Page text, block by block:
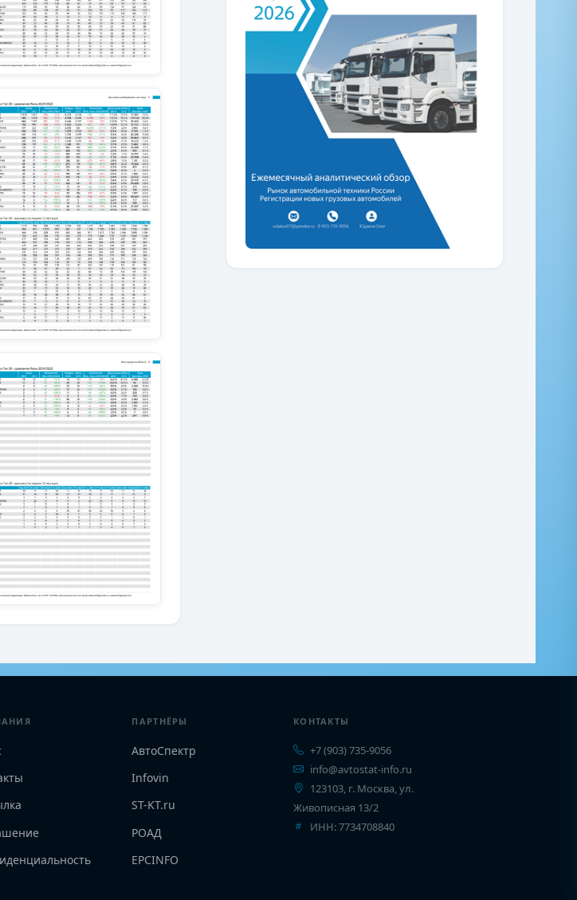
ПАРТНЁРЫ
АвтоСпектр
Infovin
ST-KT.ru
РОАД
EPCINFO
КОНТАКТЫ
+7 (903) 735-9056
info@avtostat-info.ru
123103, г. Москва, ул.
Живописная 13/2
ИНН: 7734708840